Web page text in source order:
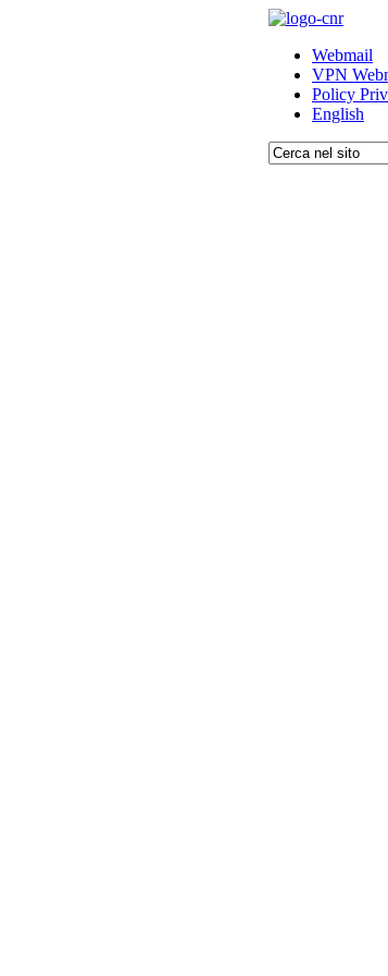
Webmail
VPN
Policy
English